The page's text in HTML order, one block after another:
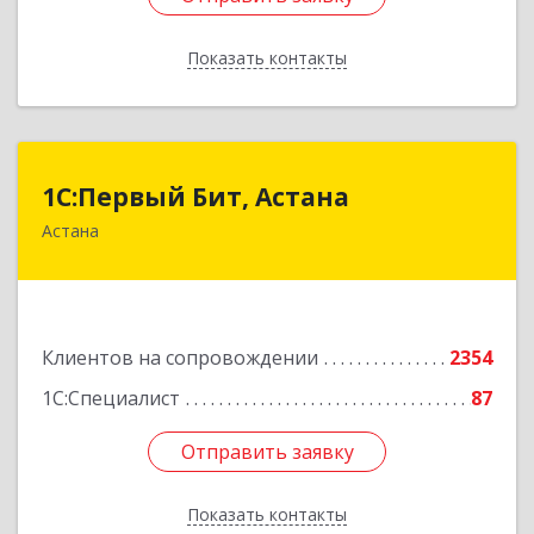
Показать контакты
Назад
1С:Первый Бит, Астана
Астана
Клиентов на сопровождении
2354
1С:Специалист
87
Отправить заявку
Показать контакты
Отправить заявку
Назад